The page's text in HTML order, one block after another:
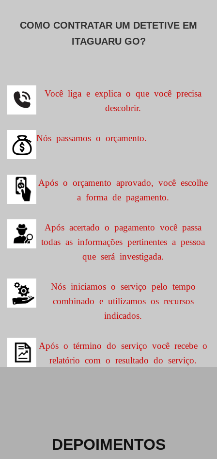
COMO CONTRATAR UM DETETIVE EM
ITAGUARU GO?
Você liga e explica o que você precisa
descobrir.
Nós passamos o orçamento.
Após o orçamento aprovado, você escolhe
a forma de pagamento.
Após acertado o pagamento você passa
todas as informações pertinentes a pessoa
que será investigada.
Nós iniciamos o serviço pelo tempo
combinado e utilizamos os recursos
indicados.
Após o término do serviço você recebe o
relatório com o resultado do serviço.
DEPOIMENTOS